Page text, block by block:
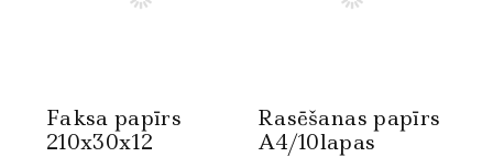
Faksa papīrs
210x30x12
Rasēšanas papīrs
A4/10lapas